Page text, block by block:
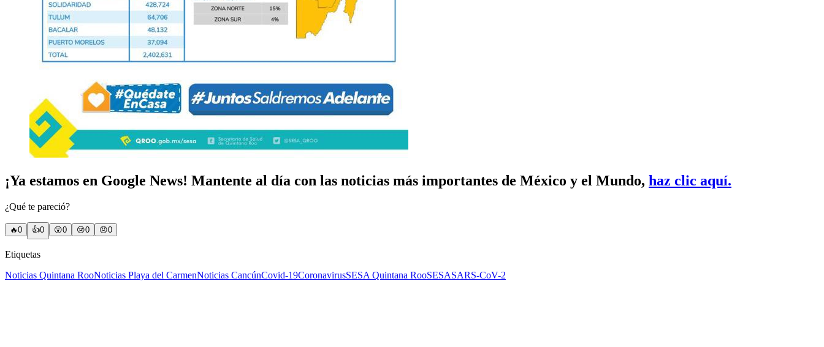
¡Ya estamos en Google News! Mantente al día con las noticias más importantes de México y el Mundo, haz clic aquí.
¿Qué te pareció?
🔥0 👍0 😲0 😢0 😠0
Etiquetas
Noticias Quintana RooNoticias Playa del CarmenNoticias CancúnCovid-19CoronavirusSESA Quintana RooSESASARS-CoV-2